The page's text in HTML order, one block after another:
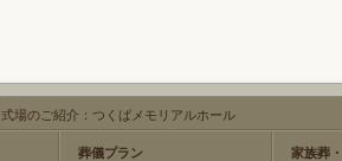
式場のご紹介：つくばメモリアルホール
葬儀プラン
家族葬